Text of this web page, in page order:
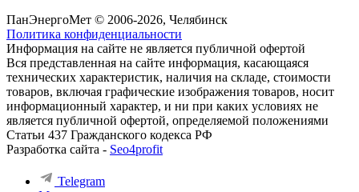
ПанЭнергоМет © 2006-2026, Челябинск
Политика конфиденциальности
Информация на сайте не является публичной офертой
Вся представленная на сайте информация, касающаяся
технических характеристик, наличия на складе, стоимости
товаров, включая графические изображения товаров, носит
информационный характер, и ни при каких условиях не
является публичной офертой, определяемой положениями
Статьи 437 Гражданского кодекса РФ
Разработка сайта - Seo4profit
Telegram